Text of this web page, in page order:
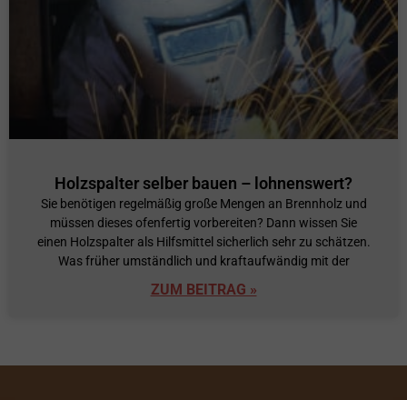
Holzspalter selber bauen – lohnenswert?
Sie benötigen regelmäßig große Mengen an Brennholz und
müssen dieses ofenfertig vorbereiten? Dann wissen Sie
einen Holzspalter als Hilfsmittel sicherlich sehr zu schätzen.
Was früher umständlich und kraftaufwändig mit der
ZUM BEITRAG »